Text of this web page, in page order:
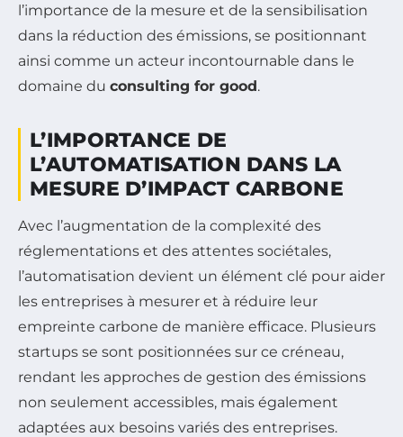
l’importance de la mesure et de la sensibilisation
dans la réduction des émissions, se positionnant
ainsi comme un acteur incontournable dans le
domaine du consulting for good.
L’IMPORTANCE DE
L’AUTOMATISATION DANS LA
MESURE D’IMPACT CARBONE
Avec l’augmentation de la complexité des
réglementations et des attentes sociétales,
l’automatisation devient un élément clé pour aider
les entreprises à mesurer et à réduire leur
empreinte carbone de manière efficace. Plusieurs
startups se sont positionnées sur ce créneau,
rendant les approches de gestion des émissions
non seulement accessibles, mais également
adaptées aux besoins variés des entreprises.